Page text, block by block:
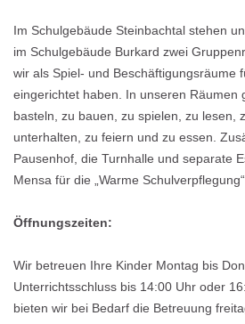
Im Schulgebäude Steinbachtal stehen
im Schulgebäude Burkard zwei
wir als Spiel- und Beschäftigungsräume
eingerichtet haben. In unseren Räumen
basteln, zu bauen, zu spielen, zu lesen,
unterhalten, zu feiern und zu essen.
Pausenhof, die Turnhalle und separate
Mensa für die „Warme
Öffnungszeiten:
Wir betreuen Ihre Kinder Montag bis
Unterrichtsschluss bis 14:00 Uhr oder
bieten wir bei Bedarf die Betreuung